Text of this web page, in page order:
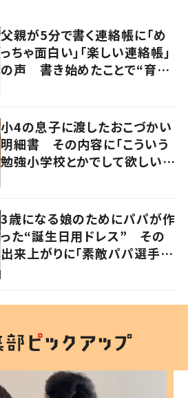
父親が5分で書く連絡帳に「め
っちゃ面白い」「楽しい連絡帳」
の声 書き始めたことで“育児
小4の息子に渡したおこづかい
明細書 その内容に「こういう
勉強小学校とかでして欲しい」
3歳になる娘のためにパパが作
った“誕生日用ドレス” その
出来上がりに「素敵パパ選手権